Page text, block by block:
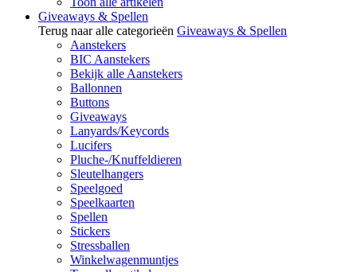
Giveaways & Spellen
Terug naar alle categorieën Giveaways & Spellen
Aanstekers
BIC Aanstekers
Bekijk alle Aanstekers
Ballonnen
Buttons
Giveaways
Lanyards/Keycords
Lucifers
Pluche-/Knuffeldieren
Sleutelhangers
Speelgoed
Speelkaarten
Spellen
Stickers
Stressballen
Winkelwagenmuntjes